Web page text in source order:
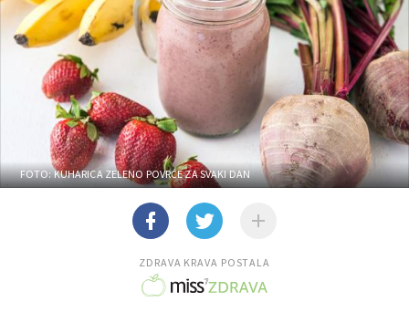
FOTO: KUHARICA ZELENO POVRĆE ZA SVAKI DAN
ZDRAVA KRAVA POSTALA